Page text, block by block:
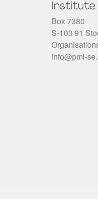
Institute
Box 7380
S-103 91
info@pmi-